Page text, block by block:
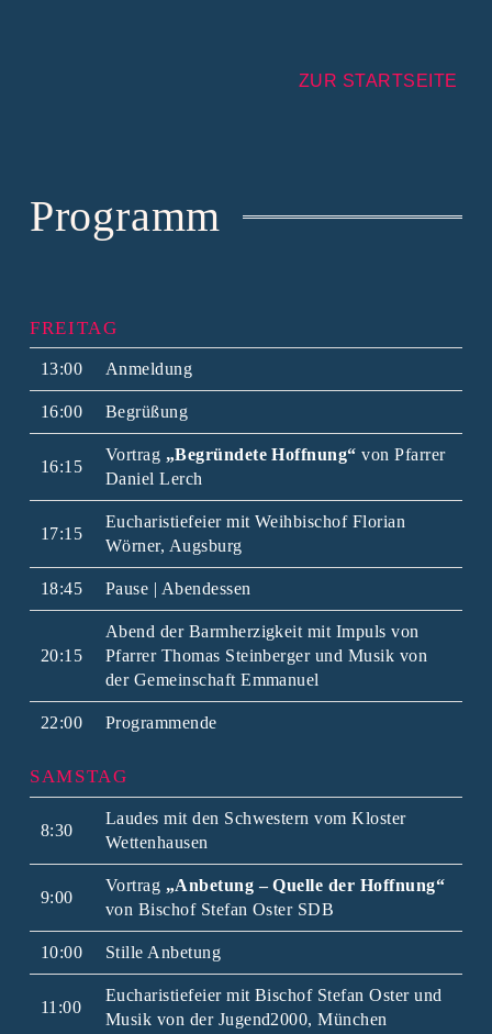
ZUR STARTSEITE
Programm
FREITAG
13:00 Anmeldung
16:00 Begrüßung
16:15
Vortrag „Begründete Hoffnung“ von Pfarrer
Daniel Lerch
17:15
Eucharistiefeier mit Weihbischof Florian
Wörner, Augsburg
18:45 Pause | Abendessen
20:15
Abend der Barmherzigkeit mit Impuls von
Pfarrer Thomas Steinberger und Musik von
der Gemeinschaft Emmanuel
22:00 Programmende
SAMSTAG
8:30
Laudes mit den Schwestern vom Kloster
Wettenhausen
9:00
Vortrag „Anbetung – Quelle der Hoffnung“
von Bischof Stefan Oster SDB
10:00 Stille Anbetung
11:00
Eucharistiefeier mit Bischof Stefan Oster und
Musik von der Jugend2000, München